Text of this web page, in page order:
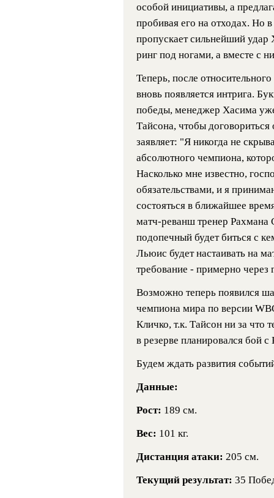
особой инициативы, а
пробивая его на отходах. Но
пропускает сильнейший
ринг под ногами, а вместе с
Теперь, после
вновь появляется интрига.
победы, менеджер Хасима
Тайсона, чтобы
заявляет: "Я никогда не
абсолютного чемпиона,
Насколько мне известно,
обязательствами, и я
состояться в ближайшее
матч-реванш тренер Рахмана
подопечный будет биться с
Льюис будет настаивать на
требование - примерно через
Возможно теперь появился
чемпиона мира по версии
Кличко, т.к. Тайсон ни за что
в резерве планировался бой с
Будем ждать развития
Данные:
Рост: 189 см.
Вес: 101 кг.
Дистанция атаки: 205 см.
Текущий результат: 35